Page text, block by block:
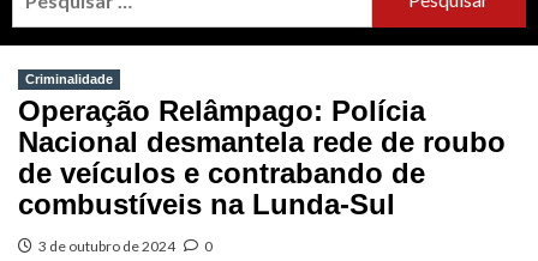
Criminalidade
Operação Relâmpago: Polícia
Nacional desmantela rede de roubo
de veículos e contrabando de
combustíveis na Lunda-Sul
3 de outubro de 2024 0